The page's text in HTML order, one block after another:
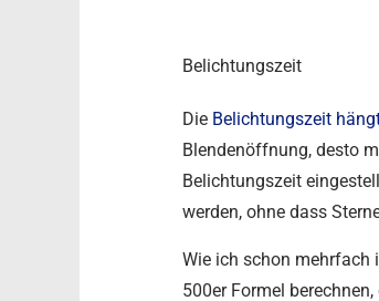
Belichtungszeit
Die Belichtungszeit
Blendenöffnung, desto
Belichtungszeit
werden, ohne dass
Wie ich schon mehrfach
500er Formel